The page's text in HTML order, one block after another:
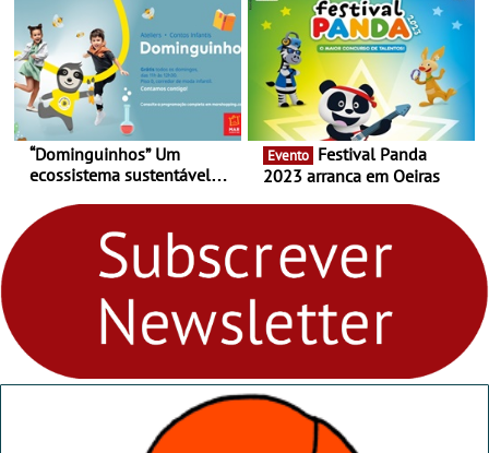
“Dominguinhos” Um
ecossistema sustentável
fores - Atelier de Educação
Ambiental nos
“Dominguinhos” de 23 de
Evento
2023 arranca em Oeiras